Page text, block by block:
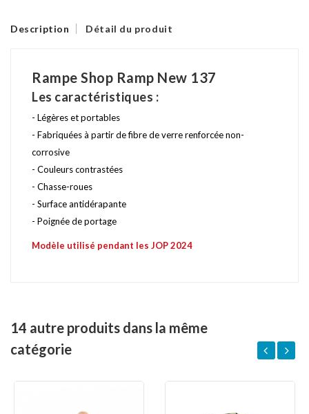
Description Détail du produit
Rampe Shop Ramp New 137
Les caractéristiques :
- Légères et portables
- Fabriquées à partir de fibre de verre renforcée non-
corrosive
- Couleurs contrastées
- Chasse-roues
- Surface antidérapante
- Poignée de portage
Modèle utilisé pendant les JOP 2024
14 autre produits dans la même
catégorie